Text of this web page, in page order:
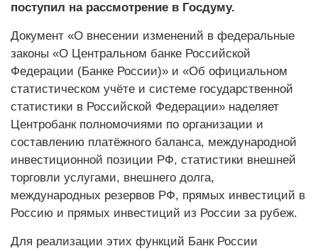
поступил на рассмотрение в Госдуму.
Документ «О внесении изменений в федеральные
законы «О Центральном банке Российской
Федерации (Банке России)» и «Об официальном
статистическом учёте и системе государственной
статистики в Российской Федерации» наделяет
Центробанк полномочиями по организации и
составлению платёжного баланса, международной
инвестиционной позиции РФ, статистики внешней
торговли услугами, внешнего долга,
международных резервов РФ, прямых инвестиций в
Россию и прямых инвестиций из России за рубеж.
Для реализации этих функций Банк России